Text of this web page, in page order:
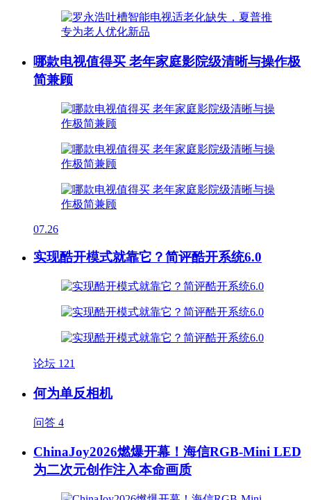
哪款电视值得买 老年家庭影院级清晰与操作极
简兼顾
07.26
实现酷开模式就靠它？简评酷开系统6.0
论坛 121
何为单反相机
问答 4
ChinaJoy2026燃爆开幕！海信RGB-Mini LED
为二次元创作注入本命画质